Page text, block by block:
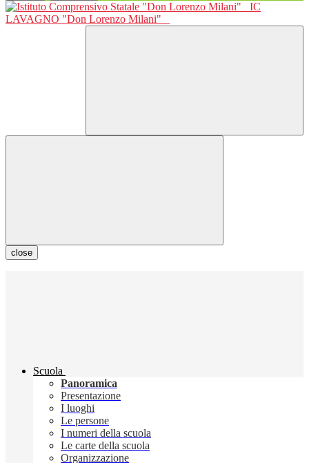
IC
LAVAGNO "Don Lorenzo Milani"
close
Scuola
Panoramica
Presentazione
I luoghi
Le persone
I numeri della scuola
Le carte della scuola
Organizzazione